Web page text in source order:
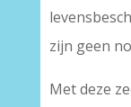
zijn geen
Met deze